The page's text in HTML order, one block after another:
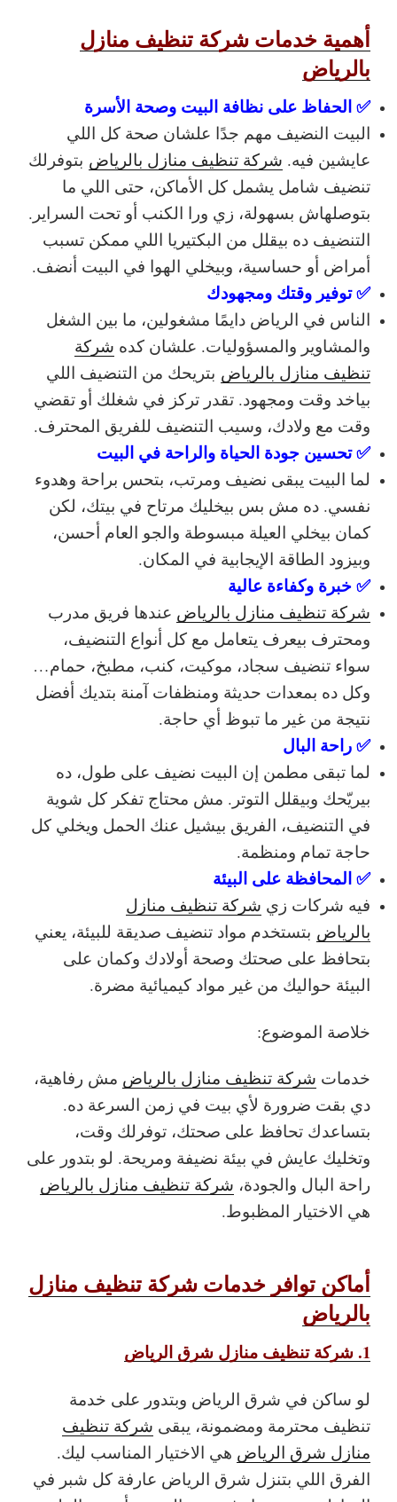
أهمية خدمات شركة تنظيف منازل
بالرياض
✅ الحفاظ على نظافة البيت وصحة الأسرة
البيت النضيف مهم جدًا علشان صحة كل اللي
عايشين فيه. شركة تنظيف منازل بالرياض بتوفرلك
تنضيف شامل يشمل كل الأماكن، حتى اللي ما
بتوصلهاش بسهولة، زي ورا الكنب أو تحت السراير.
التنضيف ده بيقلل من البكتيريا اللي ممكن تسبب
أمراض أو حساسية، وبيخلي الهوا في البيت أنضف.
✅ توفير وقتك ومجهودك
الناس في الرياض دايمًا مشغولين، ما بين الشغل
والمشاوير والمسؤوليات. علشان كده شركة
تنظيف منازل بالرياض بتريحك من التنضيف اللي
بياخد وقت ومجهود. تقدر تركز في شغلك أو تقضي
وقت مع ولادك، وسيب التنضيف للفريق المحترف.
✅ تحسين جودة الحياة والراحة في البيت
لما البيت يبقى نضيف ومرتب، بتحس براحة وهدوء
نفسي. ده مش بس بيخليك مرتاح في بيتك، لكن
كمان بيخلي العيلة مبسوطة والجو العام أحسن،
وبيزود الطاقة الإيجابية في المكان.
✅ خبرة وكفاءة عالية
شركة تنظيف منازل بالرياض عندها فريق مدرب
ومحترف بيعرف يتعامل مع كل أنواع التنضيف،
سواء تنضيف سجاد، موكيت، كنب، مطبخ، حمام…
وكل ده بمعدات حديثة ومنظفات آمنة بتديك أفضل
نتيجة من غير ما تبوظ أي حاجة.
✅ راحة البال
لما تبقى مطمن إن البيت نضيف على طول، ده
بيريّحك وبيقلل التوتر. مش محتاج تفكر كل شوية
في التنضيف، الفريق بيشيل عنك الحمل ويخلي كل
حاجة تمام ومنظمة.
✅ المحافظة على البيئة
فيه شركات زي شركة تنظيف منازل
بالرياض بتستخدم مواد تنضيف صديقة للبيئة، يعني
بتحافظ على صحتك وصحة أولادك وكمان على
البيئة حواليك من غير مواد كيميائية مضرة.
خلاصة الموضوع:
خدمات شركة تنظيف منازل بالرياض مش رفاهية،
دي بقت ضرورة لأي بيت في زمن السرعة ده.
بتساعدك تحافظ على صحتك، توفرلك وقت،
وتخليك عايش في بيئة نضيفة ومريحة. لو بتدور على
راحة البال والجودة، شركة تنظيف منازل بالرياض
هي الاختيار المظبوط.
أماكن توافر خدمات شركة تنظيف منازل
بالرياض
1. شركة تنظيف منازل شرق الرياض
لو ساكن في شرق الرياض وبتدور على خدمة
تنظيف محترمة ومضمونة، يبقى شركة تنظيف
منازل شرق الرياض هي الاختيار المناسب ليك.
الفرق اللي بتنزل شرق الرياض عارفة كل شبر في